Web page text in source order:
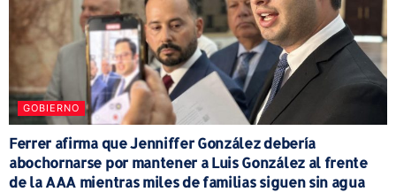
GOBIERNO
Ferrer afirma que Jenniffer González debería
abochornarse por mantener a Luis González al frente
de la AAA mientras miles de familias siguen sin agua